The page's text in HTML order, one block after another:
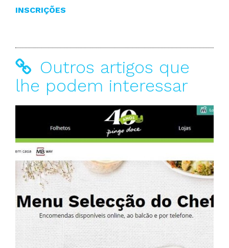
INSCRIÇÕES
Outros artigos que
lhe podem interessar